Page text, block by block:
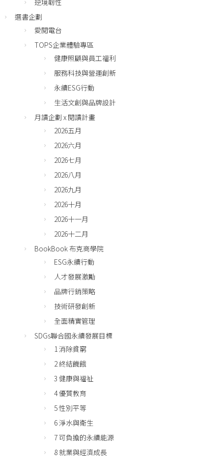
選書企劃
愛閱電台
TOPS企業體驗專區
健康照顧與員工福利
服務科技與營運創新
永續ESG行動
生活文創與品牌設計
月讀企劃 x 閱讀計畫
2026五月
2026六月
2026七月
2026八月
2026九月
2026十月
2026十一月
2026十二月
BookBook 布克商學院
ESG永續行動
人才發展激勵
品牌行銷策略
技術研發創新
全面精實管理
SDGs聯合國永續發展目標
1 消除貧窮
2 終結饑餓
3 健康與福祉
4 優質教育
5 性別平等
6 淨水與衛生
7 可負擔的永續能源
8 就業與經濟成長